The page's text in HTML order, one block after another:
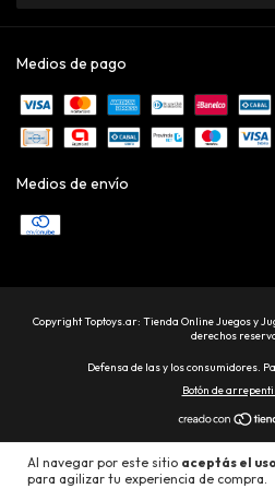
Al navegar por este sitio aceptás el
para agilizar tu experiencia de compra.
Medios de pago
Medios de envío
Copyright Toptoys.ar: Tienda Online Juegos y
derechos
Defensa de las y los consumidores.
Botón de